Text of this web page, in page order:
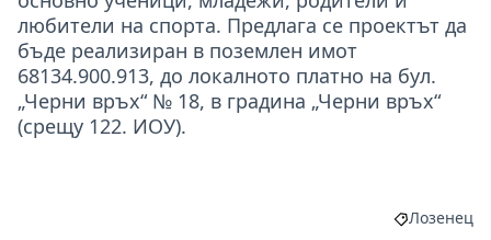
любители на спорта. Предлага се проектът да
бъде реализиран в поземлен имот
68134.900.913, до локалното платно на бул.
„Черни връх“ № 18, в градина „Черни връх“
(срещу 122. ИОУ).
Лозенец